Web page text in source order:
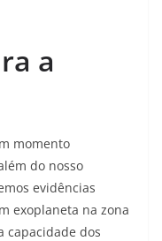
a
momento
do nosso
evidências
exoplaneta na zona
capacidade dos